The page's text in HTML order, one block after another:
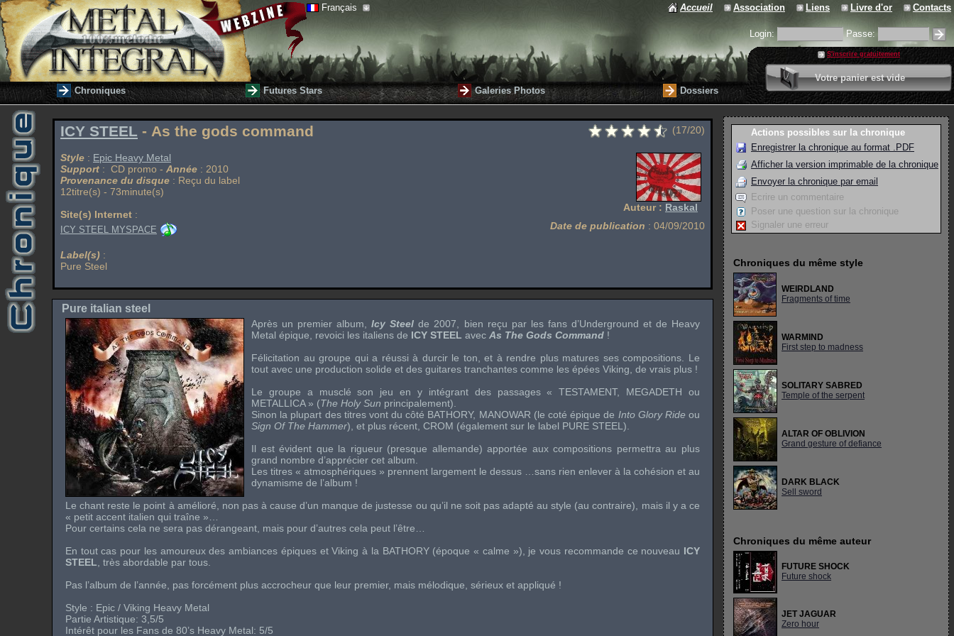
Français Accueil Association Liens Livre d'or Contacts
Login: Passe:
S'inscrire gratuitement
Votre panier est vide
0 article
Valider votre panier
Chroniques Futures Stars Galeries Photos Dossiers
ICY STEEL - As the gods command
Style : Epic Heavy Metal
Support : CD promo - Année : 2010
Provenance du disque : Reçu du label
12titre(s) - 73minute(s)
Site(s) Internet :
ICY STEEL MYSPACE
Label(s) :
Pure Steel
(17/20)
Auteur : Raskal
Date de publication : 04/09/2010
Pure italian steel
Après un premier album,Icy Steel de 2007, bien reçu par les fans d’Underground et de Heavy
Metal épique, revoici les italiens de ICY STEEL avec As The Gods Command !
Félicitation au groupe qui a réussi à durcir le ton, et à rendre plus matures ses compositions. Le
tout avec une production solide et des guitares tranchantes comme les épées Viking, de vrais plus !
Le groupe a musclé son jeu en y intégrant des passages «TESTAMENT, MEGADETH ou
METALLICA» (The Holy Sun principalement).
Sinon la plupart des titres vont du côté BATHORY, MANOWAR (le coté épique de Into Glory Ride ou
Sign Of The Hammer), et plus récent, CROM (également sur le label PURE STEEL ).
Il est évident que la rigueur (presque allemande) apportée aux compositions permettra au plus
grand nombre d’apprécier cet album.
Les titres « atmosphériques » prennent largement le dessus …sans rien enlever à la cohésion et au
dynamisme de l’album !
Le chant reste le point à amélioré, non pas à cause d’un manque de justesse ou qu’il ne soit pas adapté au style (au contraire), mais il y a ce
« petit accent italien qui traîne »…
Pour certains cela ne sera pas dérangeant, mais pour d’autres cela peut l’être…
En tout cas pour les amoureux des ambiances épiques et Viking à la BATHORY(époque « calme »), je vous recommande ce nouveau ICY
STEEL , très abordable par tous.
Pas l’album de l’année, pas forcément plus accrocheur que leur premier, mais mélodique, sérieux et appliqué !
Style : Epic / Viking Heavy Metal
Partie Artistique: 3,5/5
Intérêt pour les Fans de 80’s Heavy Metal: 5/5
Actions possibles sur la chronique
Enregistrer la chronique au format .PDF
Afficher la version imprimable de la chronique
Envoyer la chronique par email
Ecrire un commentaire
Poser une question sur la chronique
Signaler une erreur
Chroniques du même style
WEIRDLAND
Fragments of time
WARMIND
First step to madness
SOLITARY SABRED
Temple of the serpent
ALTAR OF OBLIVION
Grand gesture of defiance
DARK BLACK
Sell sword
Chroniques du même auteur
FUTURE SHOCK
Future shock
JET JAGUAR
Zero hour